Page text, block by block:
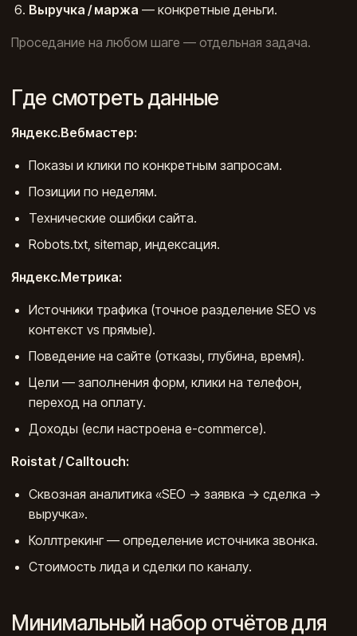
Выручка / маржа — конкретные деньги.
Проседание на любом шаге — отдельная задача.
Где смотреть данные
Яндекс.Вебмастер:
Показы и клики по конкретным запросам.
Позиции по неделям.
Технические ошибки сайта.
Robots.txt, sitemap, индексация.
Яндекс.Метрика:
Источники трафика (точное разделение SEO vs
контекст vs прямые).
Поведение на сайте (отказы, глубина, время).
Цели — заполнения форм, клики на телефон,
переход на оплату.
Доходы (если настроена e-commerce).
Roistat / Calltouch:
Сквозная аналитика «SEO → заявка → сделка →
выручка».
Коллтрекинг — определение источника звонка.
Стоимость лида и сделки по каналу.
Минимальный набор отчётов для